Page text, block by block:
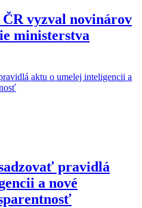
vyzval novinárov
ministerstva
pravidlá
a nové